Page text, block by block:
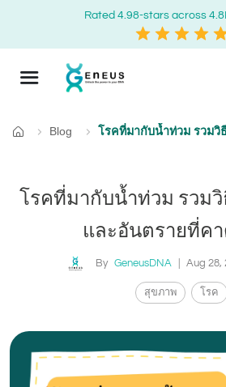
Rated 4.98-stars across
Home
Blog โรคที่มากับน้ำท่วม รวมวิธีสังเกต
โรคที่มากับน้ำท่วม รวมวิ
และอันตรายที่ค
By GeneusDNA Aug 28,
สุขภาพ โรค